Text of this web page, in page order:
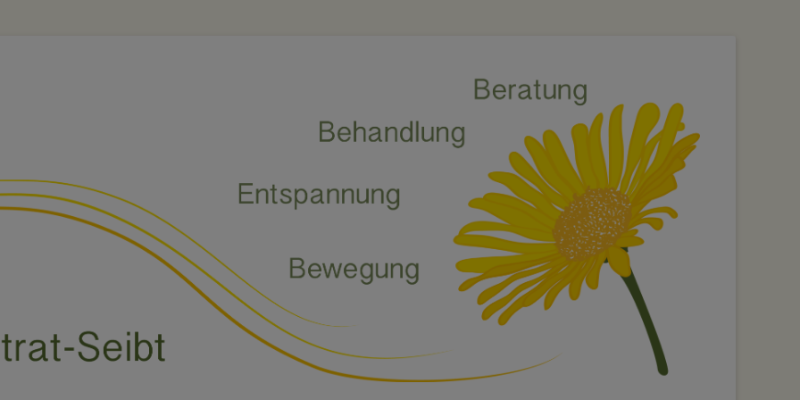
Waterstrat-Seibt